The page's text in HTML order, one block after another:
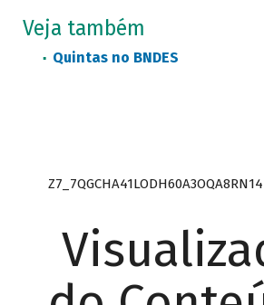
Veja também
Quintas no BNDES